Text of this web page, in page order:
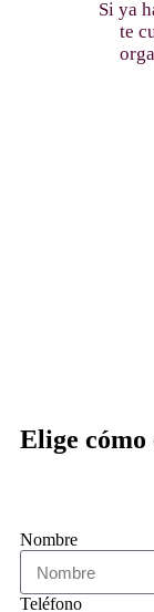
Si ya
te
Elige cómo
Nombre
Teléfono